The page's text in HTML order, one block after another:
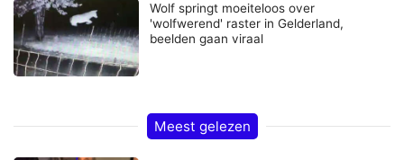
Wolf springt moeiteloos over
'wolfwerend' raster in Gelderland,
beelden gaan viraal
Meest gelezen